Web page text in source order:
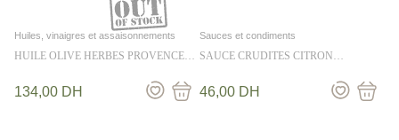
Huiles, vinaigres et assaisonnements
HUILE OLIVE HERBES PROVENCE
134,00 DH
Sauces et condiments
SAUCE CRUDITES CITRON
46,00 DH